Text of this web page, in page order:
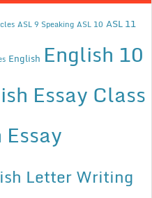
ASL 9 Speaking ASL 10 ASL 11
English English 10
Essay Class
Letter Writing